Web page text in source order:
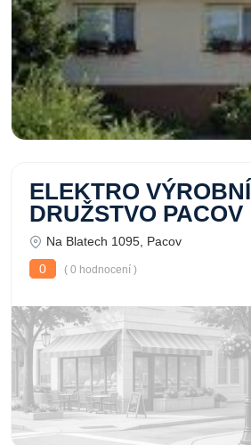
ELEKTRO VÝROBNÍ
DRUŽSTVO PACOV
Na Blatech 1095, Pacov
0
( 0 hodnocení )